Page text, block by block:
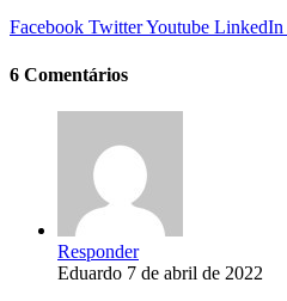
Facebook TwitterYoutube LinkedIn
6 Comentários
Responder
Eduardo 7 de abril de 2022